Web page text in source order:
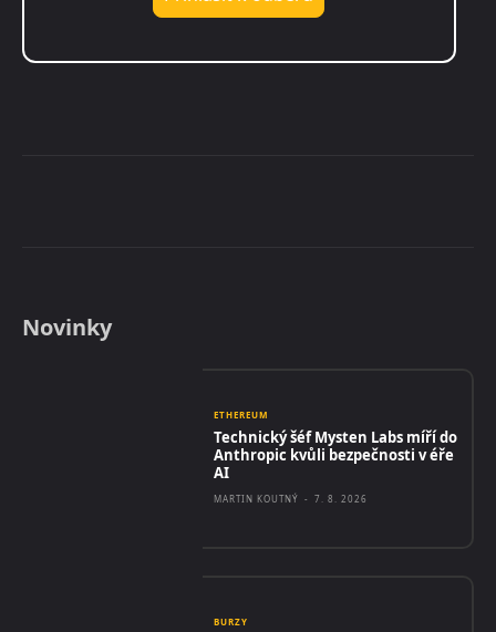
Novinky
ETHEREUM
Technický šéf Mysten Labs míří do
Anthropic kvůli bezpečnosti v éře
AI
MARTIN KOUTNÝ - 7. 8. 2026
BURZY